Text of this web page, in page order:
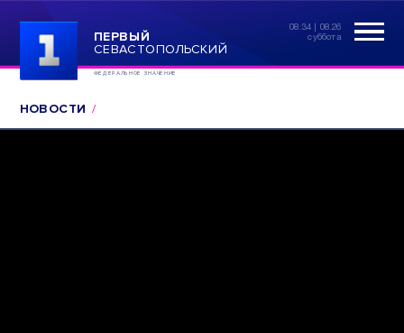
ПЕРВЫЙ
СЕВАСТОПОЛЬСКИЙ
ФЕДЕРАЛЬНОЕ ЗНАЧЕНИЕ
08:34 | 08.26
суббота
НОВОСТИ